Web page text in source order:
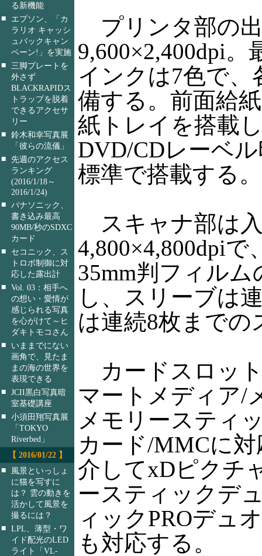
る新機能
■
エプソン、「カ
ラリオ キャッシ
ュバックキャン
ペーン!」を実施
■ 三脚プレートを
外さず
BLACKRAPIDス
トラップを脱着
できるアクセサ
リー
■ 鈴木和幸写真展
「彼らの流儀」
■ 先週のアクセス
ランキング
(2016/1/18～
2016/1/24)
■ パナソニック、
書き込み最高
90MB/秒のSDXC
カード
■
セコニック、ス
トロボ制御に対
応した露出計
■ Vol. 03：相手へ
の想い・愛情が
感じられる写真
を心がけて～ヒ
ダキトモコさん
■
いままでにない
画角で、見たま
まの海の世界を
表現できる
■ JCII黒白写真暗
室基礎講座
■ 小須田翔写真展
「TOKYO
Riverbed」
【 2016/01/22 】
■
風景といっしょ
に猫を写すに
は？ 雲の動きを
活かして風景を
撮るには？
■ LPL、薄型・ワ
イド配光のLED
ライト「VL-
プリンタ部の
9,600×2,400dpi
インクは7色で、
備する。前面給
紙トレイを搭載
DVD/CDレーベ
標準で搭載する。
スキャナ部は
4,800×4,800dpiで
35mm判フィル
し、スリーブは
は連続8枚までの
カードスロッ
マートメディア/
メモリースティ
カード/MMCに
介してxDピクチ
ースティックデ
ィックPROデュ
も対応する。